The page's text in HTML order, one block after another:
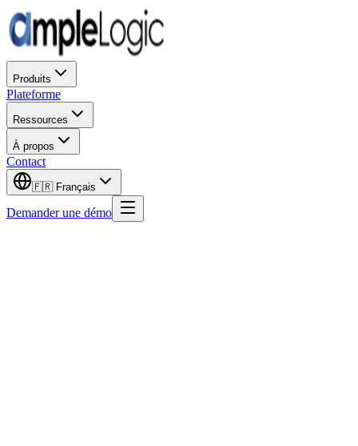
Produits
Plateforme
Ressources
À propos
Contact
🇫🇷 Français
Demander une démo